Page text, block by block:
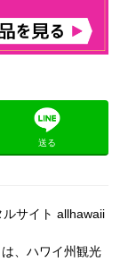
送る
サイト allhawaii
、ハワイ州観光